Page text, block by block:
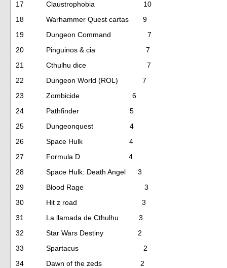
17 Claustrophobia 10
18 Warhammer Quest cartas 9
19 Dungeon Command 7
20 Pinguinos & cia 7
21 Cthulhu dice 7
22 Dungeon World (ROL) 7
23 Zombicide 6
24 Pathfinder 5
25 Dungeonquest 4
26 Space Hulk 4
27 Formula D 4
28 Space Hulk: Death Angel 3
29 Blood Rage 3
30 Hit z road 3
31 La llamada de Cthulhu 3
32 Star Wars Destiny 2
33 Spartacus 2
34 Dawn of the zeds 2